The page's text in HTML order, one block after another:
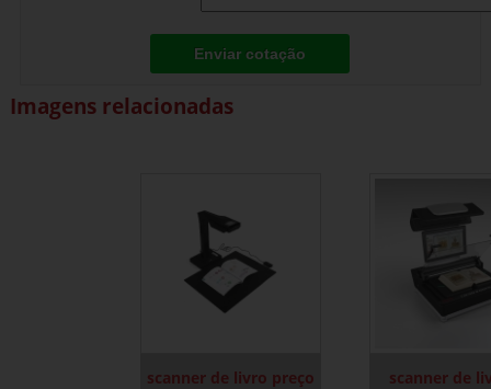
Enviar cotação
Imagens relacionadas
scanner de livro preço
scanner de